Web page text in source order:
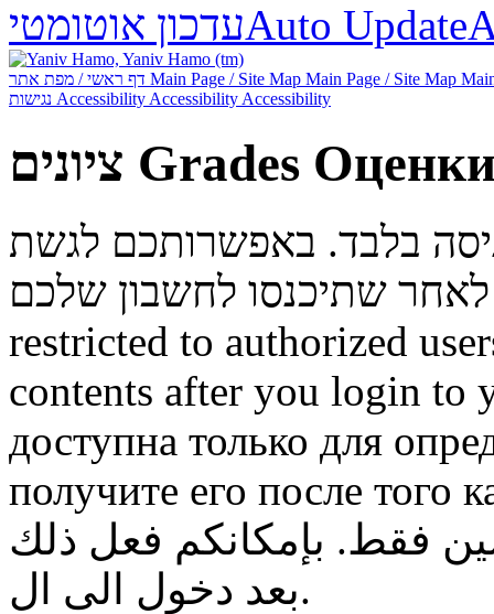
עדכון אוטומטיAuto Update
Main Page / Site Map Main Page / Site Map
Accessibility Accessibility Accessibility
ציונים Grades
בלבד. באפשרותכם לגשת
restricted to authorized
contents after you login to
доступна только для
получите его после того
فقط. بإمكانكم فعل ذلك
بعد دخول الى ال.